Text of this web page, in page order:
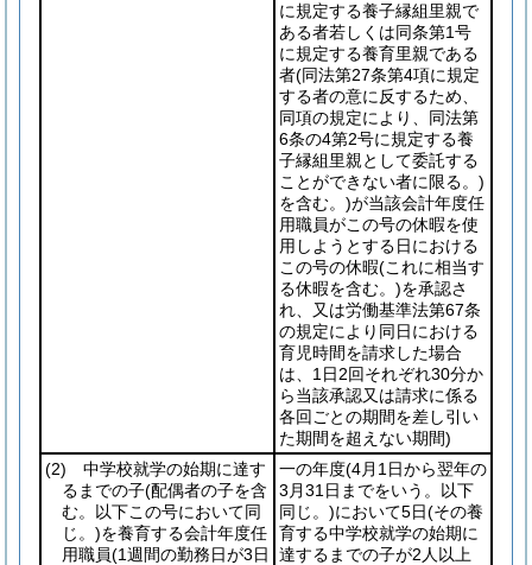
に規定する養子縁組里親で
ある者若しくは同条第1号
に規定する養育里親である
者(同法第27条第4項に規定
する者の意に反するため、
同項の規定により、同法第
6条の4第2号に規定する養
子縁組里親として委託する
ことができない者に限る。)
を含む。)が当該会計年度任
用職員がこの号の休暇を使
用しようとする日における
この号の休暇(これに相当す
る休暇を含む。)を承認さ
れ、又は労働基準法第67条
の規定により同日における
育児時間を請求した場合
は、1日2回それぞれ30分か
ら当該承認又は請求に係る
各回ごとの期間を差し引い
た期間を超えない期間)
(2) 中学校就学の始期に達す
るまでの子(配偶者の子を含
む。以下この号において同
じ。)を養育する会計年度任
用職員(1週間の勤務日が3日
一の年度(4月1日から翌年の
3月31日までをいう。以下
同じ。)において5日(その養
育する中学校就学の始期に
達するまでの子が2人以上